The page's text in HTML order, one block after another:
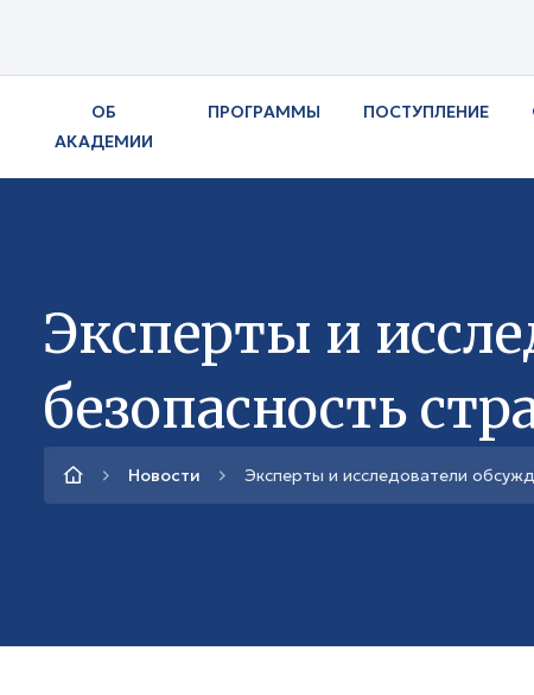
ОБ
АКАДЕМИИ
ПРОГРАММЫ ПОСТУПЛЕНИЕ
Эксперты и
безопасность
Новости Эксперты и исследователи